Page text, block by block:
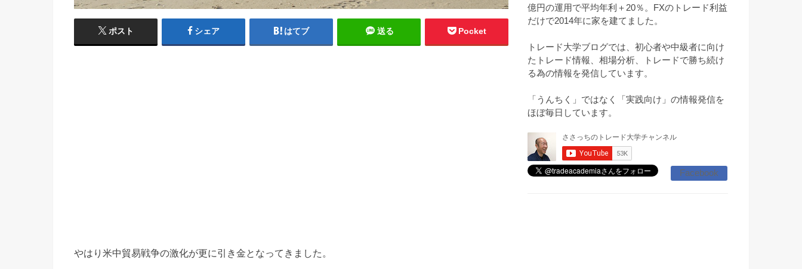
ポスト シェア はてブ 送る Pocket
やはり米中貿易戦争の激化が更に引き金となってきました。
億円の運用で平均年利＋20％。FXのトレード利益
だけで2014年に家を建てました。
トレード大学ブログでは、初心者や中級者に向け
たトレード情報、相場分析、トレードで勝ち続け
る為の情報を発信しています。
「うんちく」ではなく「実践向け」の情報発信を
ほぼ毎日しています。
Facebook